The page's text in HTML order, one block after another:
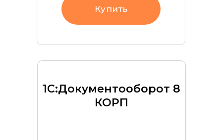
Купить
1С:Документооборот 8
КОРП